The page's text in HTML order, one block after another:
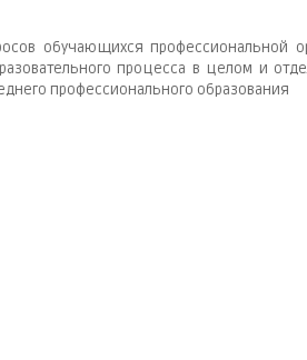
обучающихся профессиональной
процесса в целом и
профессионального образования